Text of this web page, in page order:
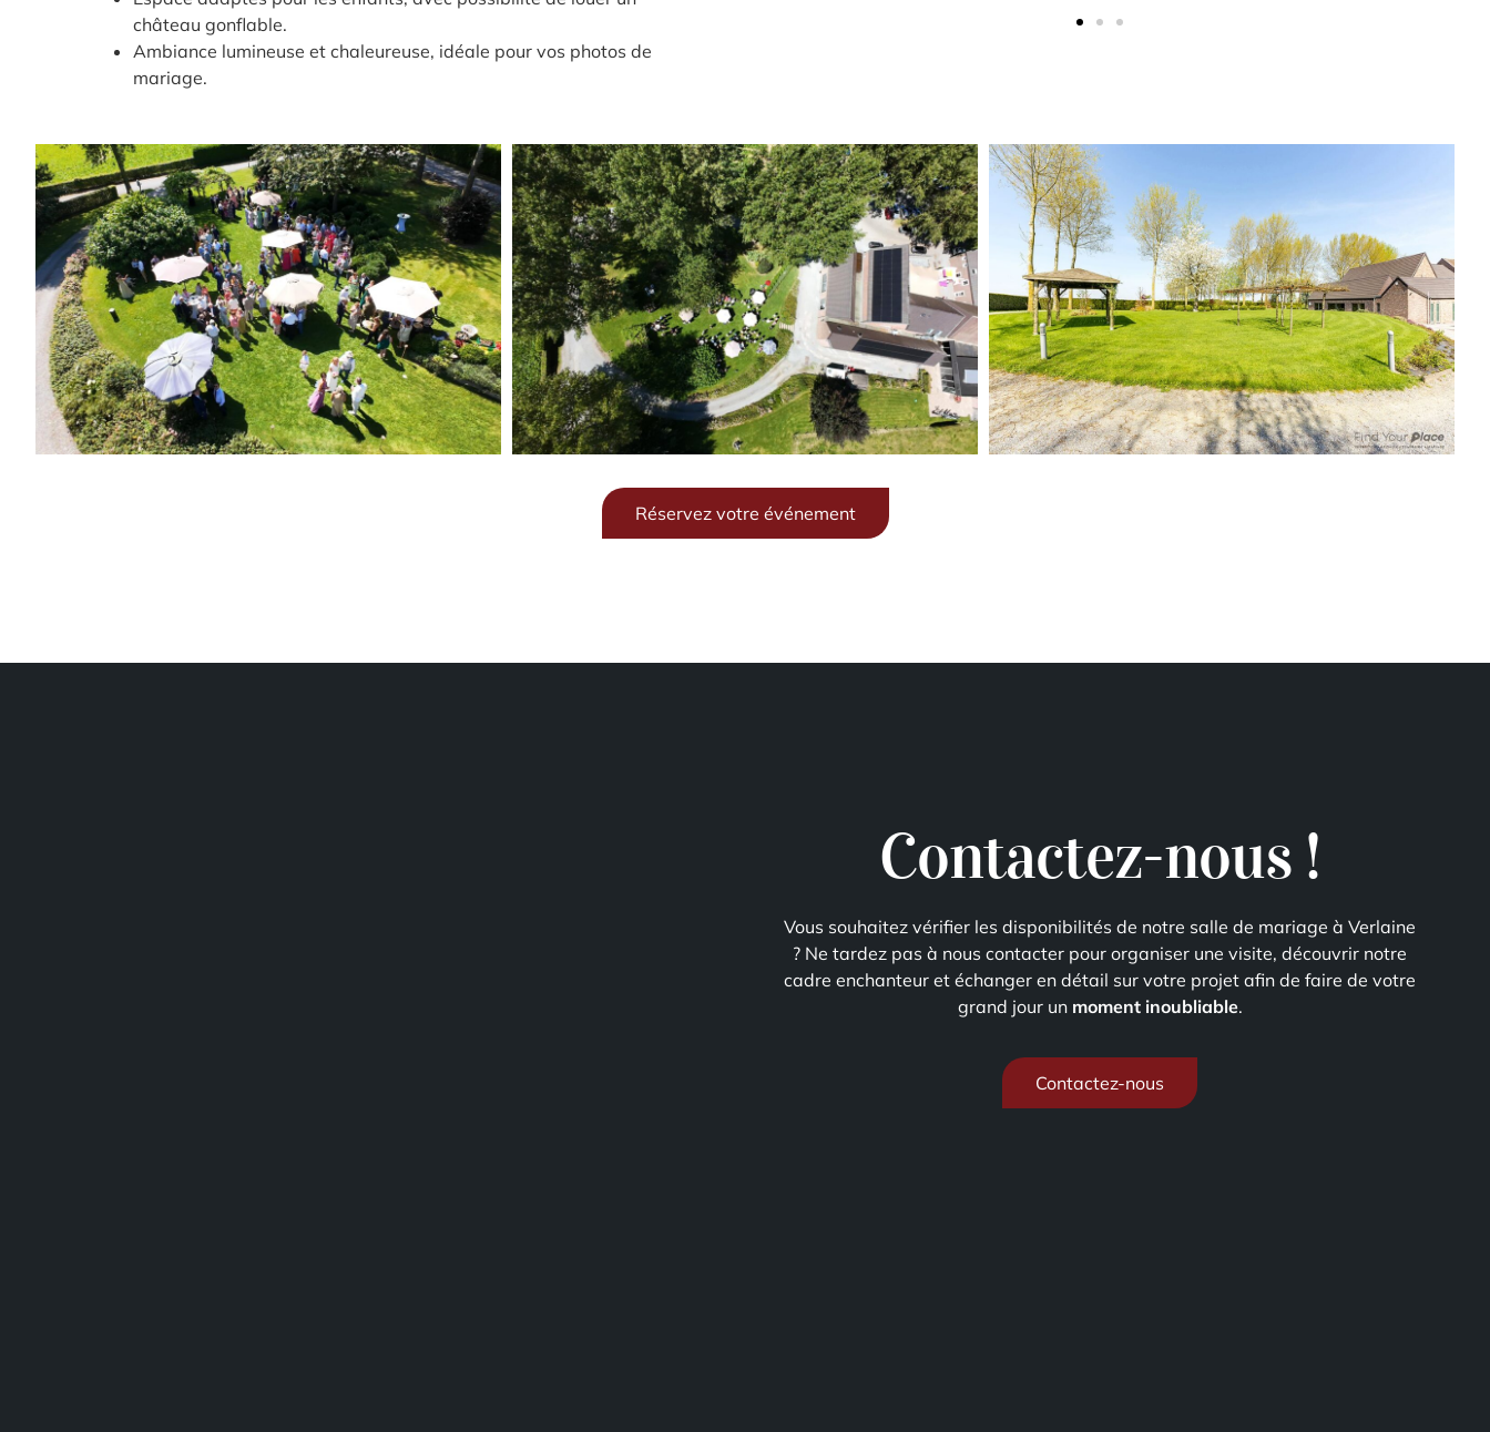
château gonflable.
Ambiance lumineuse et chaleureuse, idéale pour vos photos de
mariage.
Réservez votre événement
Contactez-nous !
Vous souhaitez vérifier les disponibilités de notre salle de mariage à Verlaine
? Ne tardez pas à nous contacter pour organiser une visite, découvrir notre
cadre enchanteur et échanger en détail sur votre projet afin de faire de votre
grand jour un moment inoubliable.
Contactez-nous